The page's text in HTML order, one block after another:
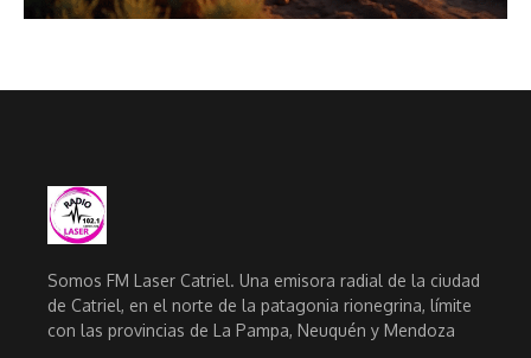
Somos FM Laser Catriel. Una emisora radial de la ciudad
de Catriel, en el norte de la patagonia rionegrina, límite
con las provincias de La Pampa, Neuquén y Mendoza